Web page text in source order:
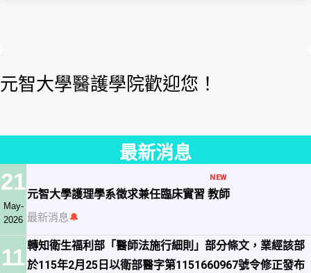
元智大學醫護學院歡迎您！
最新消息
21
May-
2026
元智大學護理學系徵求兼任臨床實習
NEW
教師
最新消息🔔
11轉知衛生福利部「醫師法施行細則」部分條文，業經該部
於115年2月25日以衛部醫字第1151660967號令修正發布